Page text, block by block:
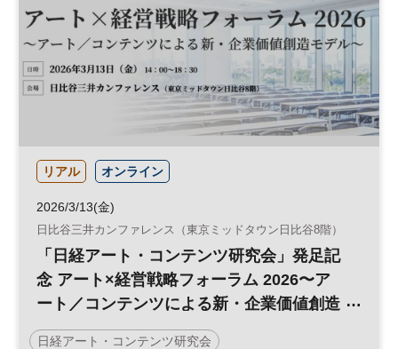
リアル オンライン
2026/3/13(金)
日比谷三井カンファレンス（東京ミッドタウン日比谷8階）
「日経アート・コンテンツ研究会」発足記
念 アート×経営戦略フォーラム 2026〜ア
ート／コンテンツによる新・企業価値創造
モデル〜
日経アート・コンテンツ研究会